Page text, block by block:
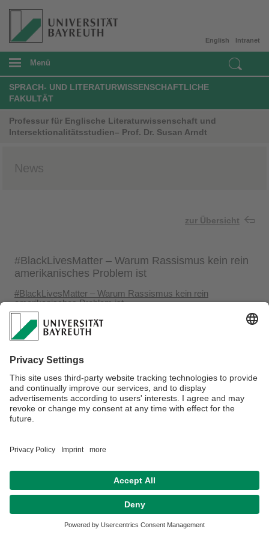
Intranet
English
Menü
SPRACH- UND LITERATURWISSENSCHAFTLICHE
FAKULTÄT
Professur für Englische Literaturwissenschaft und
Intersektionalitätsstudien– Prof. Dr. Susan Arndt
News
zur Übersicht
#BlackLivesMatter – Warum Rassismus kein rein
amerikanisches Problem ist
#BlackLivesMatter – Warum Rassismus kein rein
amerikanisches Problem ist
https://unibloggt.hypotheses.org/4065
Datenschutz / Disclaimer